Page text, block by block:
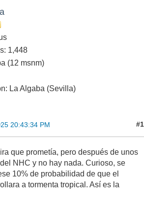
1,448
(12 msnm)
La Algaba (Sevilla)
20:43:34 PM #1
que prometía, pero después de unos
NHC y no hay nada. Curioso, se
10% de probabilidad de que el
a tormenta tropical. Así es la